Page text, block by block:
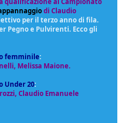
di Claudio
per il terzo anno di fila.
Pegno e Pulvirenti. Ecco gli
femminile:
Melissa Maione.
Under 20:
Claudio Emanuele